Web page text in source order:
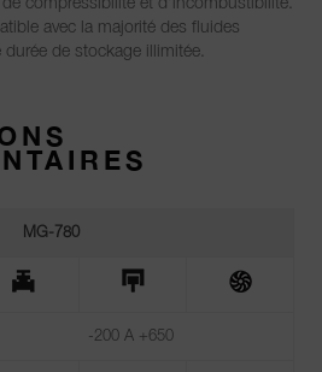
compressibilité et d’incombustibilité.
avec la majorité des fluides
durée de stockage illimitée.
MG-780
-200 A +650